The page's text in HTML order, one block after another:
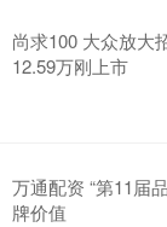
尚求100 大众放大
12.59万刚上市
万通配资 “第11届
牌价值